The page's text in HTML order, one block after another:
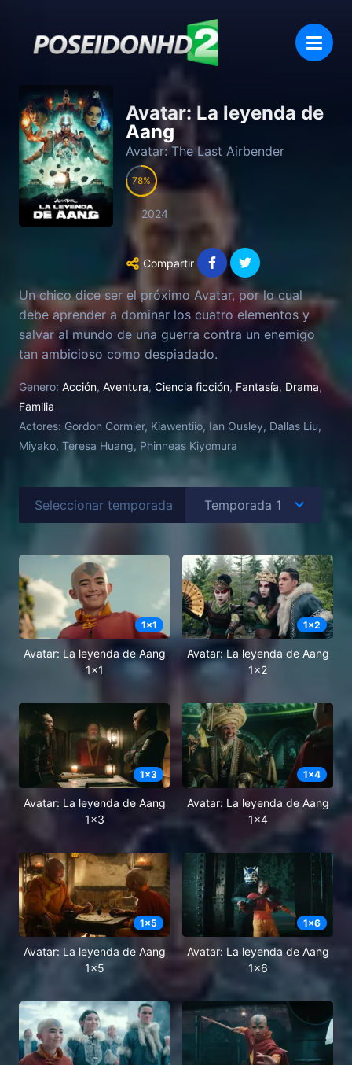
Avatar: La leyenda de
Aang
Avatar: The Last Airbender
78
2024
Compartir
Un chico dice ser el próximo Avatar, por lo cual
debe aprender a dominar los cuatro elementos y
salvar al mundo de una guerra contra un enemigo
tan ambicioso como despiadado.
Genero: Acción, Aventura, Ciencia ficción, Fantasía, Drama,
Familia
Actores: Gordon Cormier, Kiawentiio, Ian Ousley, Dallas Liu,
Miyako, Teresa Huang, Phinneas Kiyomura
Seleccionar temporada
1x1
Avatar: La leyenda de Aang
1x1
1x2
Avatar: La leyenda de Aang
1x2
1x3
Avatar: La leyenda de Aang
1x3
1x4
Avatar: La leyenda de Aang
1x4
1x5
Avatar: La leyenda de Aang
1x5
1x6
Avatar: La leyenda de Aang
1x6